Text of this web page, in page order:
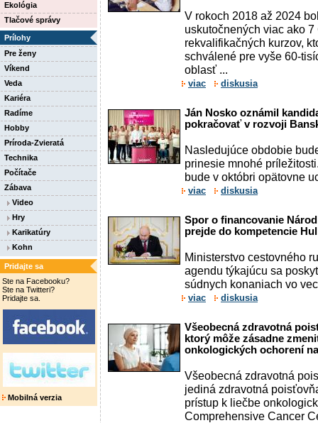
Ekológia
Tlačové správy
Prílohy
Pre ženy
Víkend
Veda
Kariéra
Radíme
Hobby
Príroda-Zvieratá
Technika
Počítače
Zábava
Video
Hry
Karikatúry
Kohn
Pridajte sa
Ste na Facebooku?
Ste na Twitteri?
Pridajte sa.
Mobilná verzia
V rokoch 2018 až 2024
uskutočnených viac ako
rekvalifikačných kurzov,
schválené pre vyše 60-
oblasť ...
viac diskusia
Ján Nosko oznámil
pokračovať v rozvoji
Nasledujúce obdobie
prinesie mnohé
bude v októbri opätovne
viac diskusia
Spor o financovanie
prejde do kompetencie
Ministerstvo cestovného
agendu týkajúcu sa
súdnych konaniach vo
viac diskusia
Všeobecná zdravotná
ktorý môže zásadne
onkologických ochorení
Všeobecná zdravotná
jediná zdravotná
prístup k liečbe
Comprehensive Cancer